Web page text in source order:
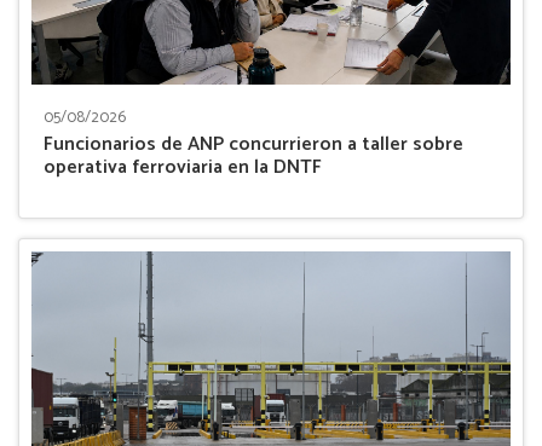
05/08/2026
Funcionarios de ANP concurrieron a taller sobre
operativa ferroviaria en la DNTF